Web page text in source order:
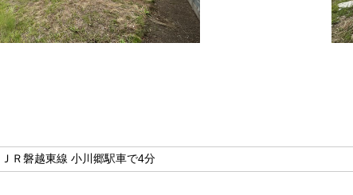
ＪＲ磐越東線 小川郷駅車で4分